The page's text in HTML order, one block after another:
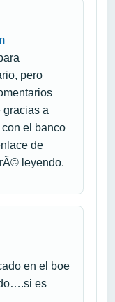
pero
gracias a
el banco
de
leyendo.
en el boe
es